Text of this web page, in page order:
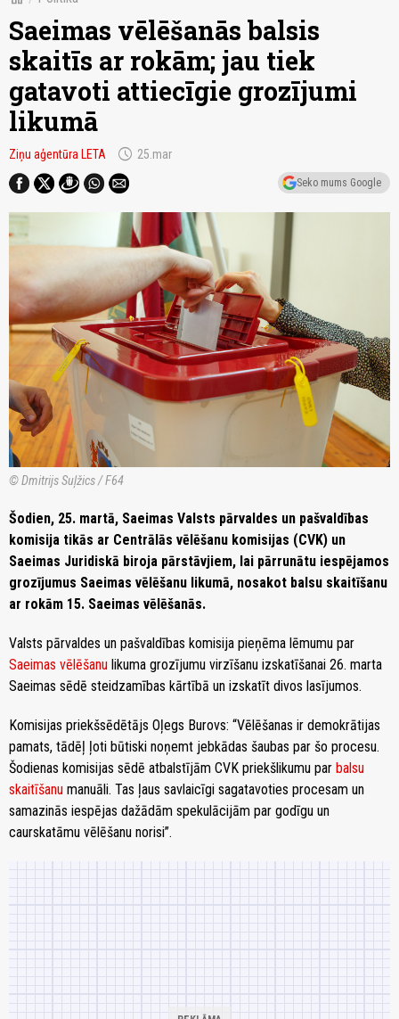
Saeimas vēlēšanās balsis
skaitīs ar rokām; jau tiek
gatavoti attiecīgie grozījumi
likumā
Ziņu aģentūra LETA schedule 25.mar
Seko mums Google
© Dmitrijs Suļžics / F64
Šodien, 25. martā, Saeimas Valsts pārvaldes un pašvaldības
komisija tikās ar Centrālās vēlēšanu komisijas (CVK) un
Saeimas Juridiskā biroja pārstāvjiem, lai pārrunātu iespējamos
grozījumus Saeimas vēlēšanu likumā, nosakot balsu skaitīšanu
ar rokām 15. Saeimas vēlēšanās.
Valsts pārvaldes un pašvaldības komisija pieņēma lēmumu par
Saeimas vēlēšanu likuma grozījumu virzīšanu izskatīšanai 26. marta
Saeimas sēdē steidzamības kārtībā un izskatīt divos lasījumos.
Komisijas priekšsēdētājs Oļegs Burovs: “Vēlēšanas ir demokrātijas
pamats, tādēļ ļoti būtiski noņemt jebkādas šaubas par šo procesu.
Šodienas komisijas sēdē atbalstījām CVK priekšlikumu par balsu
skaitīšanu manuāli. Tas ļaus savlaicīgi sagatavoties procesam un
samazinās iespējas dažādām spekulācijām par godīgu un
caurskatāmu vēlēšanu norisi”.